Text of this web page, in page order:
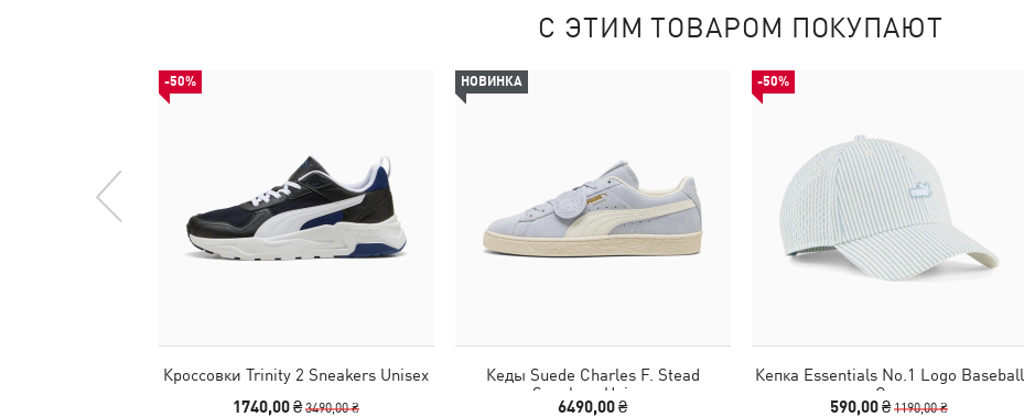
С ЭТИМ ТОВАРОМ ПОКУПАЮТ
-50%
Кроссовки Trinity 2 Sneakers Unisex
1740,00 ₴3490,00 ₴
НОВИНКА
Кеды Suede Charles F. Stead
Sneakers Unisex
6490,00 ₴
-50%
Кепка Essentials No.1 Logo Baseball
Cap
590,00 ₴1190,00 ₴